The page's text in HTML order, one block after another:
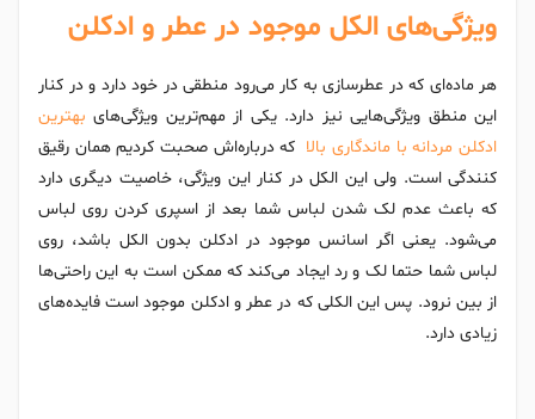
ویژگی‌های الکل موجود در عطر و ادکلن
هر ماده‌ای که در عطرسازی به کار می‌رود منطقی در خود دارد و در کنار
این منطق ویژگی‌هایی نیز دارد. یکی از مهم‌ترین ویژگی‌های بهترین
ادکلن مردانه با ماندگاری بالا که درباره‌اش صحبت کردیم همان رقیق
کنندگی است. ولی این الکل در کنار این ویژگی، خاصیت دیگری دارد
که باعث عدم لک شدن لباس شما بعد از اسپری کردن روی لباس
می‌شود. یعنی اگر اسانس موجود در ادکلن بدون الکل باشد، روی
لباس شما حتما لک و رد ایجاد می‌کند که ممکن است به این راحتی‌ها
از بین نرود. پس این الکلی که در عطر و ادکلن موجود است فایده‌های
زیادی دارد.